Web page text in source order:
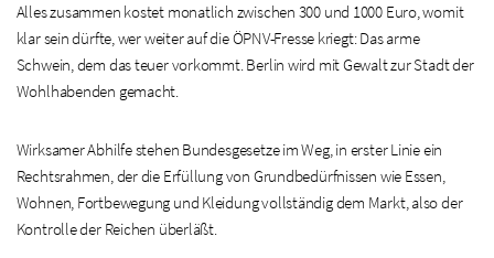
Alles zusammen kostet monatlich zwischen 300 und 1000 Euro, womit
klar sein dürfte, wer weiter auf die ÖPNV-Fresse kriegt: Das arme
Schwein, dem das teuer vorkommt. Berlin wird mit Gewalt zur Stadt der
Wohlhabenden gemacht.
Wirksamer Abhilfe stehen Bundesgesetze im Weg, in erster Linie ein
Rechtsrahmen, der die Erfüllung von Grundbedürfnissen wie Essen,
Wohnen, Fortbewegung und Kleidung vollständig dem Markt, also der
Kontrolle der Reichen überläßt.